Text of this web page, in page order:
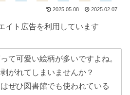
2025.05.08 2025.02.07
イト広告を利用しています
て可愛い絵柄が多いですよね。
がれてしまいませんか？
ぜひ図書館でも使われている